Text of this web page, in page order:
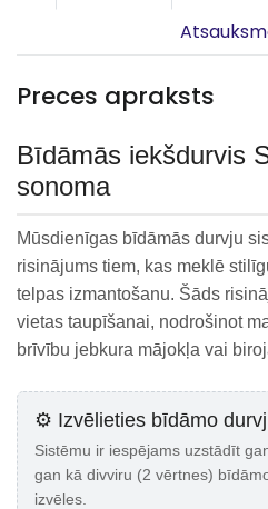
Preces apraksts
Bīdāmās iekšdurvis
sonoma
Mūsdienīgas bīdāmās durvju
risinājums tiem, kas meklē
telpas izmantošanu. Šāds
vietas taupīšanai, nodrošinot
brīvību jebkura mājokļa vai
⚙️ Izvēlieties bīdāmo
Sistēmu ir iespējams uzstādīt
gan kā divviru (2 vērtnes)
izvēles.